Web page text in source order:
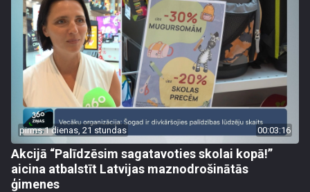
pirms 1 dienas, 21 stundas 00:03:16
Akcijā “Palīdzēsim sagatavoties skolai kopā!”
aicina atbalstīt Latvijas maznodrošinātās
ģimenes